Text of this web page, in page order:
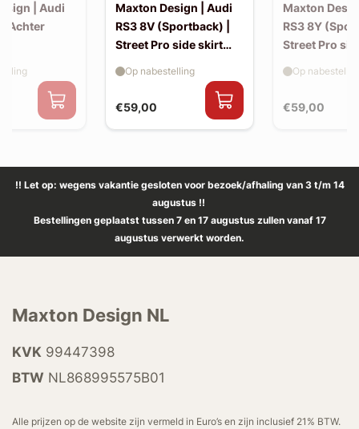
| Audi
| Achter
Maxton Design | Audi
RS3 8V (Sportback) |
Street Pro side skirt
€59,00
Op nabestelling
Maxton
RS3 8Y
Street Pro
€59,00
Op
!! Let op: wegens vakantie gesloten voor bezoek/afhaling van 3 t/m 14
augustus !!
Bestellingen geplaatst tussen 7 en 17 augustus zullen vanaf 17
augustus verwerkt worden.
Maxton Design NL
KVK 99447398
BTW NL868995575B01
Alle prijzen op de website zijn vermeld in Euro’s en zijn inclusief 21% BTW.